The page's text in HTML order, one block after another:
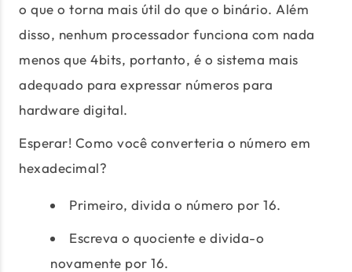
o que o torna mais útil do que o binário. Além
disso, nenhum processador funciona com nada
menos que 4bits, portanto, é o sistema mais
adequado para expressar números para
hardware digital.
Esperar! Como você converteria o número em
hexadecimal?
Primeiro, divida o número por 16.
Escreva o quociente e divida-o
novamente por 16.